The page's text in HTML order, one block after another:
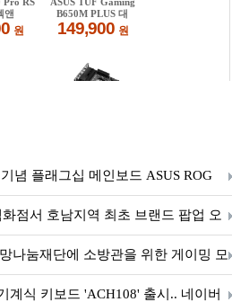
념 플래그십 메인보드 ASUS ROG
국내 출시 예정
점서 호남지역 최초 브랜드 팝업 오
나눔재단에 소방관을 위한 게이밍 모
계식 키보드 'ACH108' 출시.. 네이버